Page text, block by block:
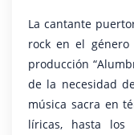
La cantante
rock en el
producción
de la necesidad
música sacra en
líricas, hasta los